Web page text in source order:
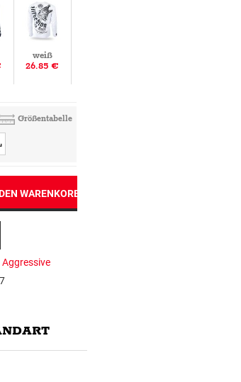
weiß
26.85 €
Größentabelle
WARENKORB
Aggressive